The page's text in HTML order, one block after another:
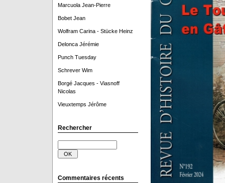
Marcuola Jean-Pierre
Bobet Jean
Wolfram Carina - Stücke Heinz
Delonca Jérémie
Punch Tuesday
Schrever Wim
Borgé Jacques - Viasnoff
Nicolas
Vieuxtemps Jérôme
Rechercher
Commentaires récents